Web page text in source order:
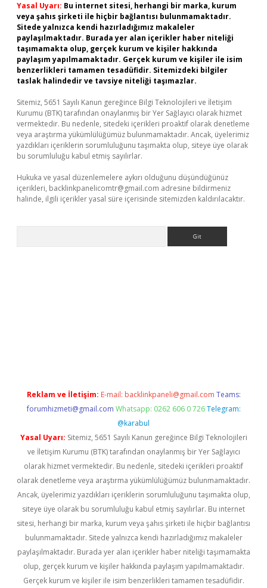
Yasal Uyarı: Bu internet sitesi, herhangi bir marka, kurum
veya şahıs şirketi ile hiçbir bağlantısı bulunmamaktadır.
Sitede yalnızca kendi hazırladığımız makaleler
paylaşılmaktadır. Burada yer alan içerikler haber niteliği
taşımamakta olup, gerçek kurum ve kişiler hakkında
paylaşım yapılmamaktadır. Gerçek kurum ve kişiler ile isim
benzerlikleri tamamen tesadüfidir. Sitemizdeki bilgiler
taslak halindedir ve tavsiye niteliği taşımazlar.
Sitemiz, 5651 Sayılı Kanun gereğince Bilgi Teknolojileri ve İletişim
Kurumu (BTK) tarafından onaylanmış bir Yer Sağlayıcı olarak hizmet
vermektedir. Bu nedenle, sitedeki içerikleri proaktif olarak denetleme
veya araştırma yükümlülüğümüz bulunmamaktadır. Ancak, üyelerimiz
yazdıkları içeriklerin sorumluluğunu taşımakta olup, siteye üye olarak
bu sorumluluğu kabul etmiş sayılırlar.
Hukuka ve yasal düzenlemelere aykırı olduğunu düşündüğünüz
içerikleri, backlinkpanelicomtr@gmail.com adresine bildirmeniz
halinde, ilgili içerikler yasal süre içerisinde sitemizden kaldırılacaktır.
Reklam ve İletişim: E-mail: backlinkpaneli@gmail.com Teams:
forumhizmeti@gmail.com Whatsapp: 0262 606 0 726 Telegram:
@karabul
Yasal Uyarı: Sitemiz, 5651 Sayılı Kanun gereğince Bilgi Teknolojileri
ve İletişim Kurumu (BTK) tarafından onaylanmış bir Yer Sağlayıcı
olarak hizmet vermektedir. Bu nedenle, sitedeki içerikleri proaktif
olarak denetleme veya araştırma yükümlülüğümüz bulunmamaktadır.
Ancak, üyelerimiz yazdıkları içeriklerin sorumluluğunu taşımakta olup,
siteye üye olarak bu sorumluluğu kabul etmiş sayılırlar. Bu internet
sitesi, herhangi bir marka, kurum veya şahıs şirketi ile hiçbir bağlantısı
bulunmamaktadır. Sitede yalnızca kendi hazırladığımız makaleler
paylaşılmaktadır. Burada yer alan içerikler haber niteliği taşımamakta
olup, gerçek kurum ve kişiler hakkında paylaşım yapılmamaktadır.
Gerçek kurum ve kişiler ile isim benzerlikleri tamamen tesadüfidir.